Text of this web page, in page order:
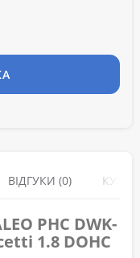
ВІДГУКИ (0)
PHC DWK-
1.8 DOHC